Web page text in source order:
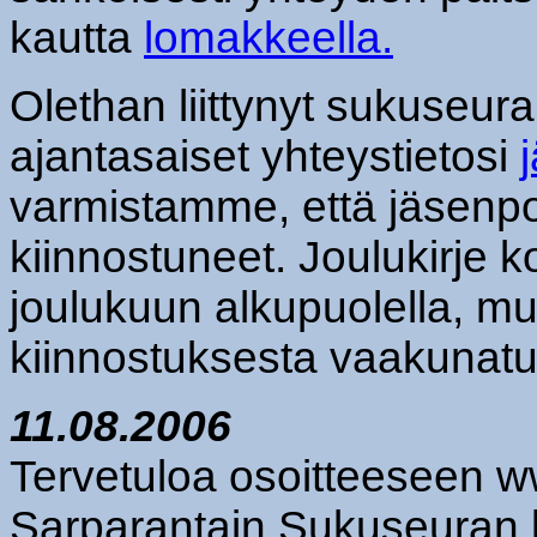
kautta lomakkeella.
Olethan liittynyt
ajantasaiset yhteystietosi
varmistamme, että
kiinnostuneet. Joulukirje
joulukuun alkupuolella,
kiinnostuksesta
11.08.2006
Tervetuloa osoitteeseen
Sarparantain